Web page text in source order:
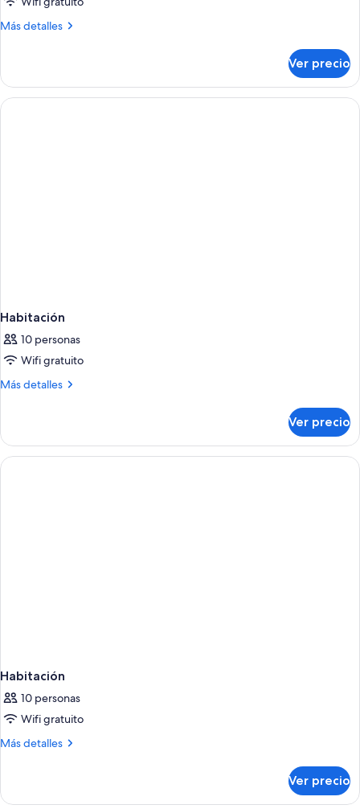
Más detalles
Más
4
habitaciones
Ver precio
Habitación
10 personas
Wifi gratuito
Más detalles
Más
Ver precio
Habitación
10 personas
Wifi gratuito
Más detalles
Más
Ver precio